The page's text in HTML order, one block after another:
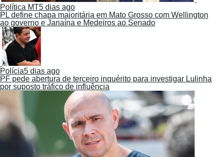
Política MT5 dias ago
PL define chapa majoritária em Mato Grosso com Wellington
ao governo e Janaína e Medeiros ao Senado
Polícia5 dias ago
PF pede abertura de terceiro inquérito para investigar Lulinha
por suposto tráfico de influência